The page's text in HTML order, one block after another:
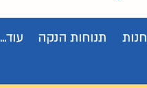
חנות תנוחות הנקה עוד...